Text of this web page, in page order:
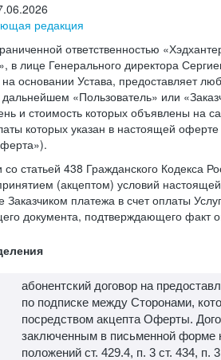
редакция
ответственностью
в лице Генерального директора
основании Устава, предоставляет
«Пользователь» или
и стоимость которых объявлены на
которых указан в настоящей
со статьей 438 Гражданского Кодекса
(акцептом) условий
Заказчиком платежа в счет оплаты
документа, подтверждающего факт
абонентский договор на
по подписке между Сторонами,
посредством акцепта Оферты.
заключенным в письменной форме
положений ст. 429.4, п. 3 ст. 434, п.